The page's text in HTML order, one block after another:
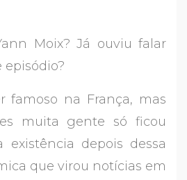
Moix? Já ouviu falar
episódio?
famoso na França, mas
muita gente só ficou
existência depois dessa
que virou notícias em